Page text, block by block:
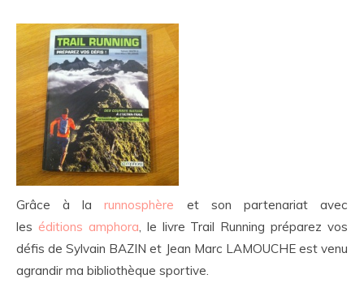
Grâce à larunnosphère et son partenariat avec
les éditions amphora, le livre Trail Running préparez vos
défis de Sylvain BAZIN et Jean Marc LAMOUCHE est venu
agrandir ma bibliothèque sportive.